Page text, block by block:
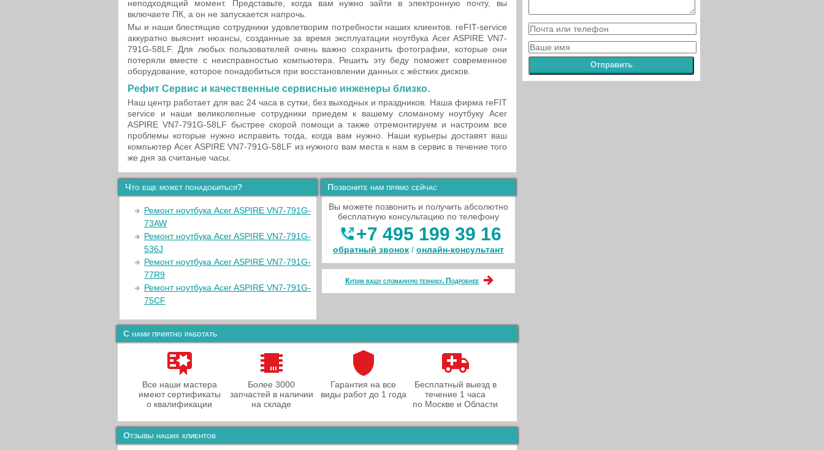
неподходящий момент. Представьте, когда вам нужно зайти в электронную почту, вы
включаете ПК, а он не запускается напрочь.
Мы и наши блестящие сотрудники удовлетворим потребности наших клиентов. reFIT-service
аккуратно выяснит нюансы, созданные за время эксплуатации ноутбука Acer ASPIRE VN7-
791G-58LF. Для любых пользователей очень важно сохранить фотографии, которые они
потеряли вместе с неисправностью компьютера. Решить эту беду поможет современное
оборудование, которое понадобиться при восстановлении данных c жёстких дисков.
Рефит Сервис и качественные сервисные инженеры близко.
Наш центр работает для вас 24 часа в сутки, без выходных и праздников. Наша фирма reFIT
service и наши великолепные сотрудники приедем к вашему сломаному ноутбуку Acer
ASPIRE VN7-791G-58LF быстрее скорой помощи а также отремонтируем и настроим все
проблемы которые нужно исправить тогда, когда вам нужно. Наши курьеры доставят ваш
компьютер Acer ASPIRE VN7-791G-58LF из нужного вам места к нам в сервис в течение того
же дня за считаные часы.
Что еще может понадобиться?
Ремонт ноутбука Acer ASPIRE VN7-791G-
73AW
Ремонт ноутбука Acer ASPIRE VN7-791G-
536J
Ремонт ноутбука Acer ASPIRE VN7-791G-
77R9
Ремонт ноутбука Acer ASPIRE VN7-791G-
75CF
Позвоните нам прямо сейчас
Вы можете позвонить и получить абсолютно
бесплатную консультацию по телефону
+7 495 199 39 16
обратный звонок / онлайн‑консультант
Купим вашу сломанную технику. Подробнее
С нами приятно работать
Все наши мастера
имеют сертификаты
о квалификации
Более 3000
запчастей в наличии
на складе
Гарантия на все
виды работ до 1 года
Бесплатный выезд в
течение 1 часа
по Москве и Области
Отзывы наших клиентов
Отправить